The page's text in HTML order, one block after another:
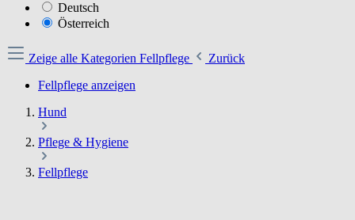
Deutsch
Österreich
Zeige alle Kategorien Fellpflege
Zurück
Fellpflege anzeigen
Hund
Pflege & Hygiene
Fellpflege